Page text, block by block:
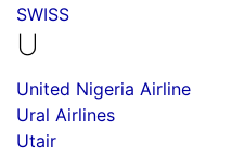
SWISS
U
United Nigeria Airline
Ural Airlines
Utair